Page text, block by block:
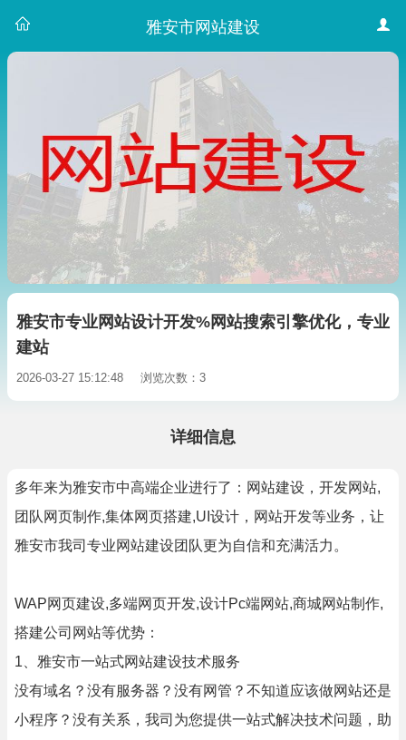
雅安市网站建设
雅安市专业网站设计开发%网站搜索引擎优化，专业
建站
2026-03-27 15:12:48 浏览次数：3
详细信息
多年来为雅安市中高端企业进行了：网站建设，开发网站,
团队网页制作,集体网页搭建,UI设计，网站开发等业务，让
雅安市我司专业网站建设团队更为自信和充满活力。
WAP网页建设,多端网页开发,设计Pc端网站,商城网站制作,
搭建公司网站等优势：
1、雅安市一站式网站建设技术服务
没有域名？没有服务器？没有网管？不知道应该做网站还是
小程序？没有关系，我司为您提供一站式解决技术问题，助